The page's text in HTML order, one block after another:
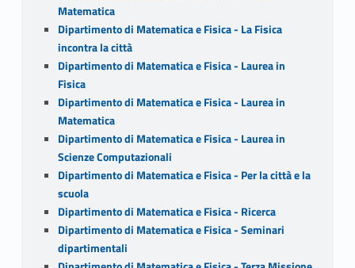
Matematica
Dipartimento di Matematica e Fisica - La Fisica
incontra la città
Dipartimento di Matematica e Fisica - Laurea in
Fisica
Dipartimento di Matematica e Fisica - Laurea in
Matematica
Dipartimento di Matematica e Fisica - Laurea in
Scienze Computazionali
Dipartimento di Matematica e Fisica - Per la città e la
scuola
Dipartimento di Matematica e Fisica - Ricerca
Dipartimento di Matematica e Fisica - Seminari
dipartimentali